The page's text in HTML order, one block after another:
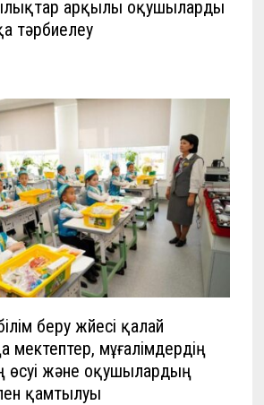
арқылы оқушыларды
тәрбиелеу
беру жүйесі қалай
мектептер, мұғалімдердің
және оқушылардың
қамтылуы